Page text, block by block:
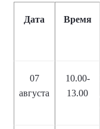
Дата Время
07
августа
10.00-
13.00